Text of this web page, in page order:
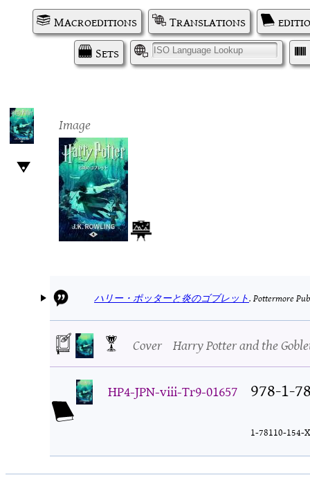
Macroeditions Translations
Sets
I
Image
ハリー・ポッターと炎のゴブレット.Pottermore
Cover Harry Potter and the
HP4-JPN-viii-Tr9-01657 978-1-
1-78110-154-X